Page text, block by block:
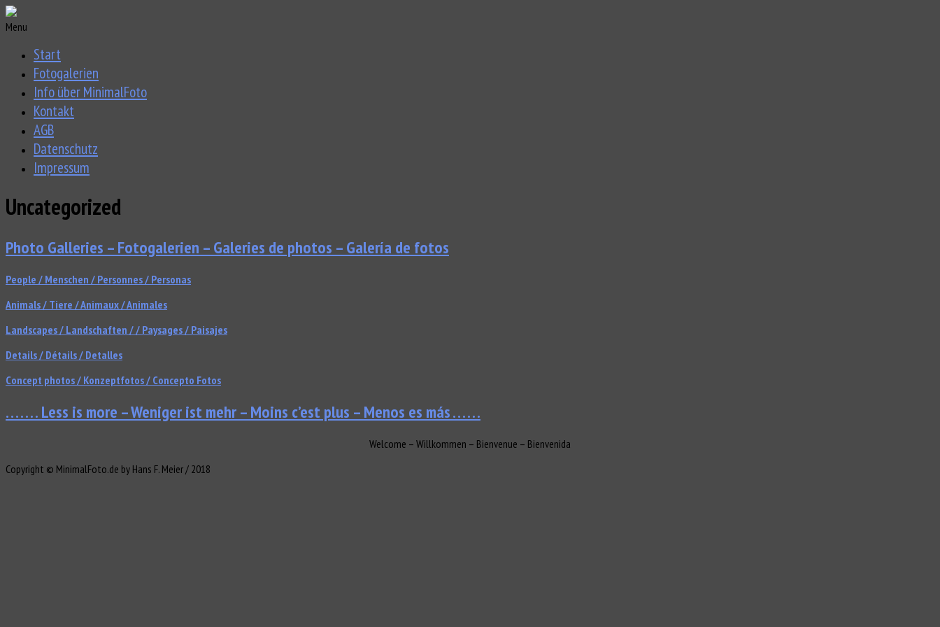
Menu
Start
Fotogalerien
Info über MinimalFoto
Kontakt
AGB
Datenschutz
Impressum
Uncategorized
Photo Galleries – Fotogalerien – Galeries de photos – Galería de fotos
People / Menschen / Personnes / Personas
Animals / Tiere / Animaux / Animales
Landscapes / Landschaften / / Paysages / Paisajes
Details / Détails / Detalles
Concept photos / Konzeptfotos / Concepto Fotos
. . . . . . . Less is more – Weniger ist mehr – Moins c’est plus – Menos es más . . . . . .
Welcome – Willkommen – Bienvenue – Bienvenida
Copyright © MinimalFoto.de by Hans F. Meier / 2018